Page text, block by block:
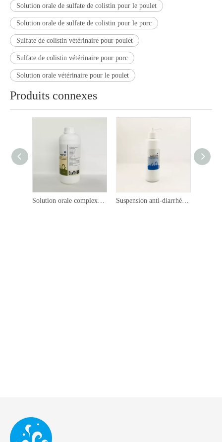
Solution orale de sulfate de colistin pour le poulet
Solution orale de sulfate de colistin pour le porc
Sulfate de colistin vétérinaire pour poulet
Sulfate de colistin vétérinaire pour porc
Solution orale vétérinaire pour le poulet
Produits connexes
Solution orale complexe de vitamine B Suspension anti-diarrhée orale